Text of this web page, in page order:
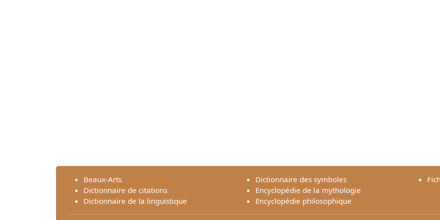
Beaux-Arts
Dictionnaire de citations
Dictionnaire de la linguistique
Dictionnaire des symboles
Encyclopédie de la mythologie
Encyclopédie philosophique